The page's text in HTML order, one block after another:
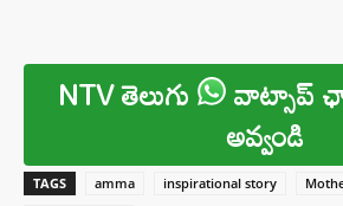
NTV తెలుగు వాట్సాప్
అవ్వండి
TAGS amma inspirational story